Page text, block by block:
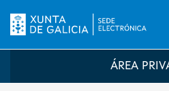
Logo da Sede
ÁREA